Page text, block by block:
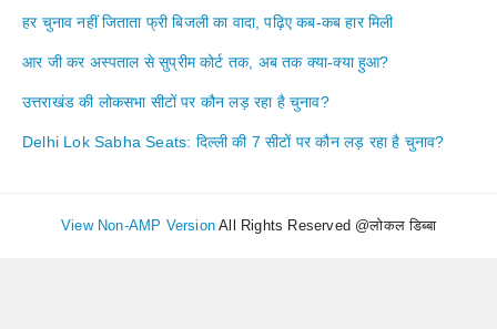
हर चुनाव नहीं जिताता फ्री बिजली का वादा, पढ़िए कब-कब हार मिली
आर जी कर अस्पताल से सुप्रीम कोर्ट तक, अब तक क्या-क्या हुआ?
उत्तराखंड की लोकसभा सीटों पर कौन लड़ रहा है चुनाव?
Delhi Lok Sabha Seats: दिल्ली की 7 सीटों पर कौन लड़ रहा है चुनाव?
View Non-AMP Version All Rights Reserved @लोकल डिब्बा